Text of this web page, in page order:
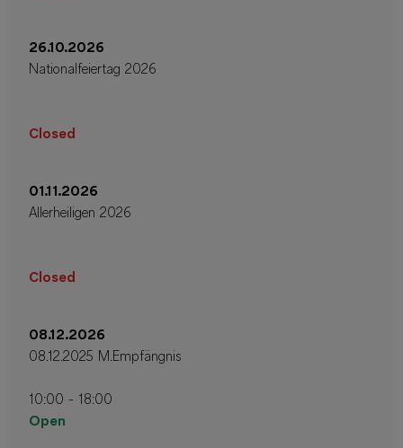
26.10.2026
Nationalfeiertag 2026
Closed
01.11.2026
Allerheiligen 2026
Closed
08.12.2026
08.12.2025 M.Empfängnis
10:00 - 18:00
Open